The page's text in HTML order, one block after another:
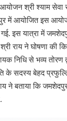
श्री श्याम सेवा
में आयोजित इस
गई. इस यात्रा में
राय ने घोषणा की
निधि से भव्य तोरण
के सदस्य बेहद
ने बताया कि